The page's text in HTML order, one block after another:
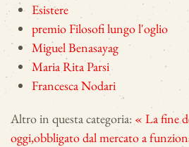
Esistere
premio Filosofi lungo l'oglio
Miguel Benasayag
Maria Rita Parsi
Francesca Nodari
Altro in questa categoria: « La fine
oggi,obbligato dal mercato a